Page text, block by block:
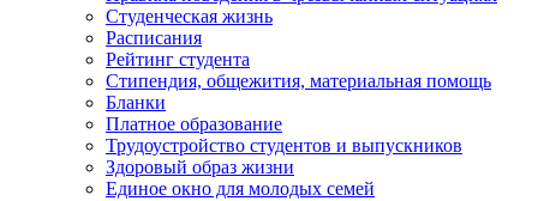
Студенческая жизнь
Расписания
Рейтинг студента
Стипендия, общежития, материальная помощь
Бланки
Платное образование
Трудоустройство студентов и выпускников
Здоровый образ жизни
Единое окно для молодых семей